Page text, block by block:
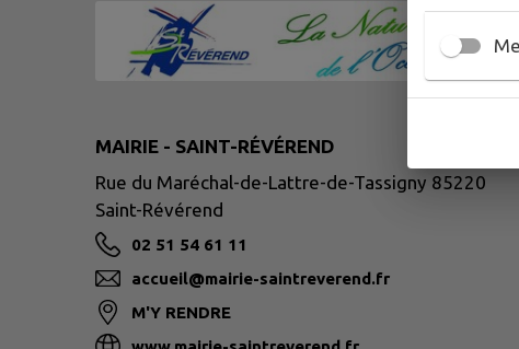
MAIRIE - SAINT-RÉVÉREND
Rue du Maréchal-de-Lattre-de-Tassigny 85220
Saint-Révérend
02 51 54 61 11
accueil@mairie-saintreverend.fr
M'Y RENDRE